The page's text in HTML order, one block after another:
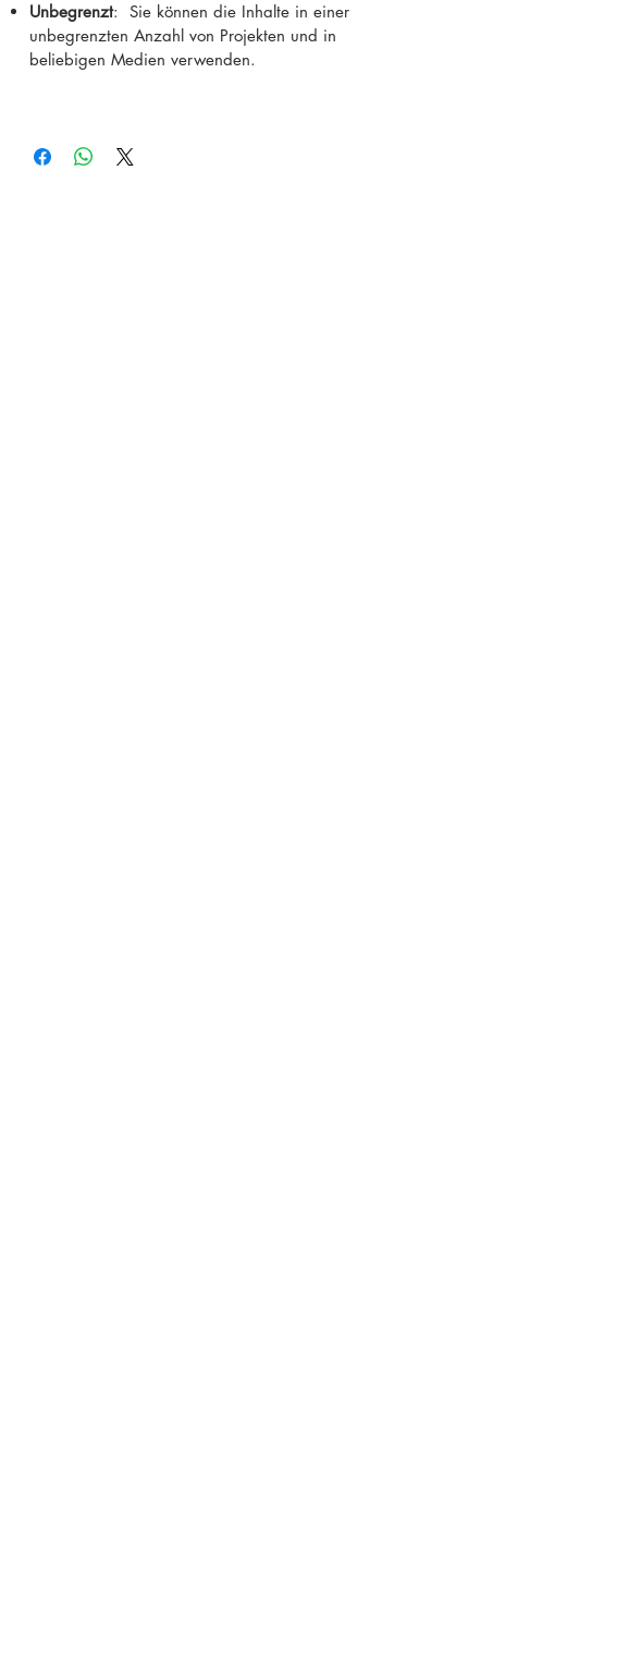
Unbegrenzt: Sie können die Inhalte in einer
unbegrenzten Anzahl von Projekten und in
beliebigen Medien verwenden.